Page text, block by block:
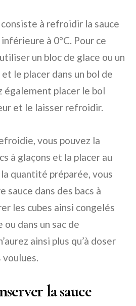
à refroidir la sauce
à 0°C. Pour ce
un bloc de glace ou un
le placer dans un bol de
également placer le bol
et le laisser refroidir.
vous pouvez la
à glaçons et la placer au
quantité préparée, vous
sauce dans des bacs à
les cubes ainsi congelés
dans un sac de
ainsi plus qu’à doser
la sauce